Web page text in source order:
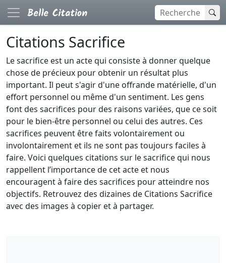
Citations Sacrifice
Le sacrifice est un acte qui consiste à donner quelque
chose de précieux pour obtenir un résultat plus
important. Il peut s'agir d'une offrande matérielle, d'un
effort personnel ou même d'un sentiment. Les gens
font des sacrifices pour des raisons variées, que ce soit
pour le bien-être personnel ou celui des autres. Ces
sacrifices peuvent être faits volontairement ou
involontairement et ils ne sont pas toujours faciles à
faire. Voici quelques citations sur le sacrifice qui nous
rappellent l’importance de cet acte et nous
encouragent à faire des sacrifices pour atteindre nos
objectifs. Retrouvez des dizaines de Citations Sacrifice
avec des images à copier et à partager.